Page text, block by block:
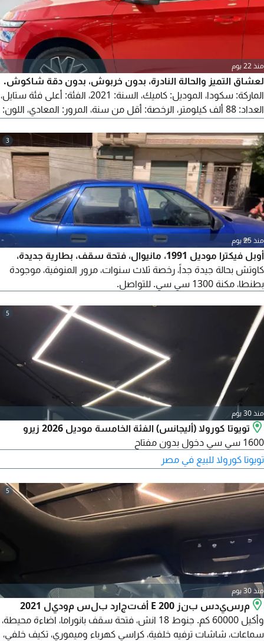
منذ 22 يوم
لعشاق التميز والحالة النادرة، بدون خربوش، بدون دقة شاكوش.
الماركة: سكودا، الموديل: كاميك، السنة: 2021، الفئة: أعلى فئة ستايل،
العداد: 88 ألف كيلومتر، الرخصة: أقل من سنة، المرور: المعادي، اللون:
متر، العربية بحالة الزيرو.
3
منذ 25 يوم
أوبل فيكترا موديل 1991، مانيوال، فتحة سقف، بطارية جديدة،
كاوتش بحالة جيدة جداً، رخصة ثلاث سنوات، مرور المنوفية، موجودة
بطنطا، مكنة 1300 سي سي. للتواصل.
5
منذ 30 يوم
تويوتا كورولا (أليجانس) الفئة الخامسة موديل 2026 زيرو
1600 سي سي دخول بدون مفتاح
تويوتا كورولا للبيع في مصر
5
منذ 30 يوم
مرسيدس بنز E 200 أفتجارد بلس موديل 2021
وأكيل 60000 كم. جنوط 18 انش، فتحة سقف بانوراما، اضاءة محيطة،
سماعات، شاشات ترفيه خلفية، كراسي كهرباء وميموري، تكيف خلفي،